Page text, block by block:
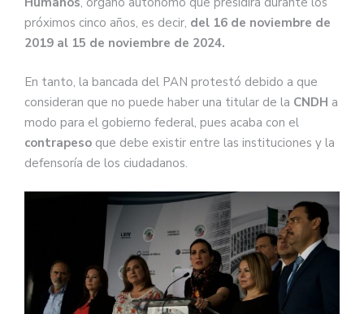
próximos cinco años, es decir, del 16 de noviembre de
2019 al 15 de noviembre de 2024.
En tanto, la bancada del PAN protestó debido a que
consideran que no puede haber una titular de la CNDH a
modo para el gobierno federal, pues acaba con el
contrapeso que debe existir entre las instituciones y la
defensoría de los ciudadanos.